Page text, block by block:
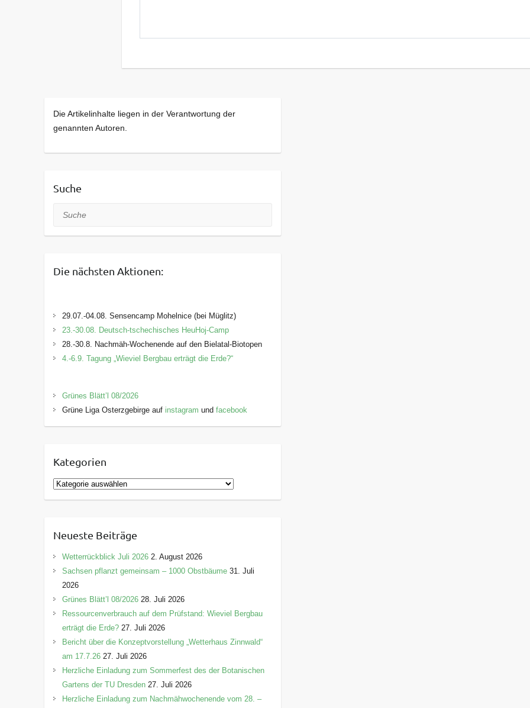
Die Artikelinhalte liegen in der Verantwortung der
genannten Autoren.
Suche
Suche
Die nächsten Aktionen:
29.07.-04.08. Sensencamp Mohelnice (bei Müglitz)
23.-30.08. Deutsch-tschechisches HeuHoj-Camp
28.-30.8. Nachmäh-Wochenende auf den Bielatal-Biotopen
4.-6.9. Tagung „Wieviel Bergbau erträgt die Erde?“
Grünes Blätt’l 08/2026
Grüne Liga Osterzgebirge auf instagram und facebook
Kategorien
K
a
g
o
r
e
n
Neueste Beiträge
Wetterrückblick Juli 2026 2. August 2026
Sachsen pflanzt gemeinsam – 1000 Obstbäume 31. Juli
2026
Grünes Blätt’l 08/2026 28. Juli 2026
Ressourcenverbrauch auf dem Prüfstand: Wieviel Bergbau
erträgt die Erde? 27. Juli 2026
Bericht über die Konzeptvorstellung „Wetterhaus Zinnwald“
am 17.7.26 27. Juli 2026
Herzliche Einladung zum Sommerfest des der Botanischen
Gartens der TU Dresden 27. Juli 2026
Herzliche Einladung zum Nachmähwochenende vom 28. –